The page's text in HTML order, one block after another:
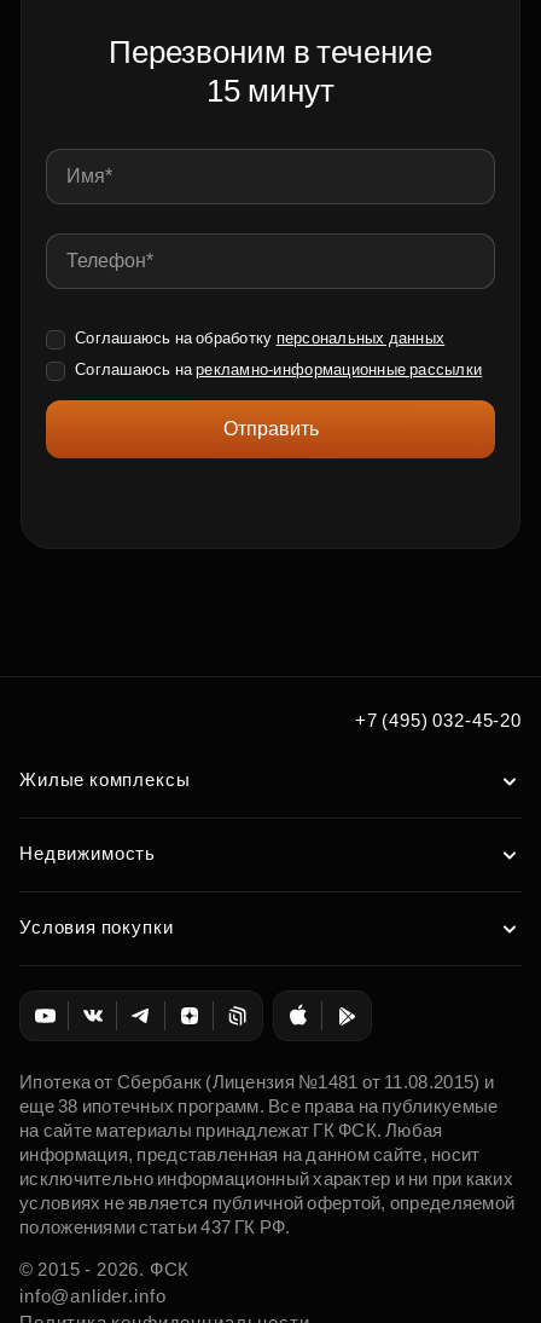
Перезвоним в течение
15 минут
Соглашаюсь на обработку персональных данных
Соглашаюсь нарекламно-информационные рассылки
Отправить
+7 (495) 032-45-20
Жилые комплексы
Недвижимость
Условия покупки
Ипотека от Сбербанк (Лицензия №1481 от 11.08.2015) и
еще 38 ипотечных программ. Все права на публикуемые
на сайте материалы принадлежат ГК ФСК. Любая
информация, представленная на данном сайте, носит
исключительно информационный характер и ни при каких
условиях не является публичной офертой, определяемой
положениями статьи 437 ГК РФ.
© 2015 - 2026. ФСК
info@anlider.info